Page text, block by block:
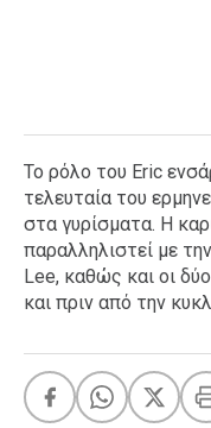
Το ρόλο του Eric
τελευταία του
στα γυρίσματα. Η
παραλληλιστεί με
Lee, καθώς και οι
και πριν από την